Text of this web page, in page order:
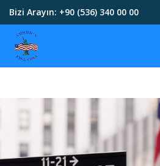
İçeriğe
Bizi Arayın: +90 (536) 340 00 00